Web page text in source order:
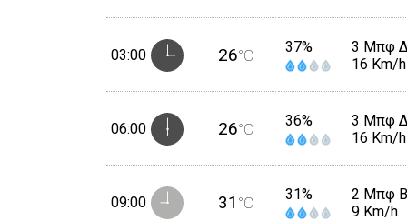
03:00 26°C 37%
3 Μπφ
16 Km/h
06:00 26°C 36%
3 Μπφ
16 Km/h
09:00 31 °C 31%
2 Μπφ
9 Km/h